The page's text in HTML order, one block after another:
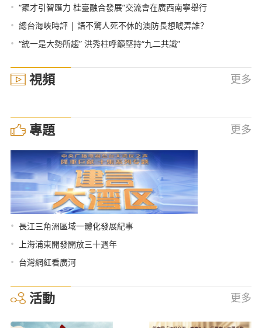
• “聚才引智匯力 桂臺融合發展”交流會在廣西南寧舉行
• 總台海峽時評 | 語不驚人死不休的澳防長想唬弄誰？
• “統一是大勢所趨” 洪秀柱呼籲堅持“九二共識”
視頻 更多
專題 更多
• 長江三角洲區域一體化發展紀事
• 上海浦東開發開放三十週年
• 台灣網紅看廣河
活動 更多